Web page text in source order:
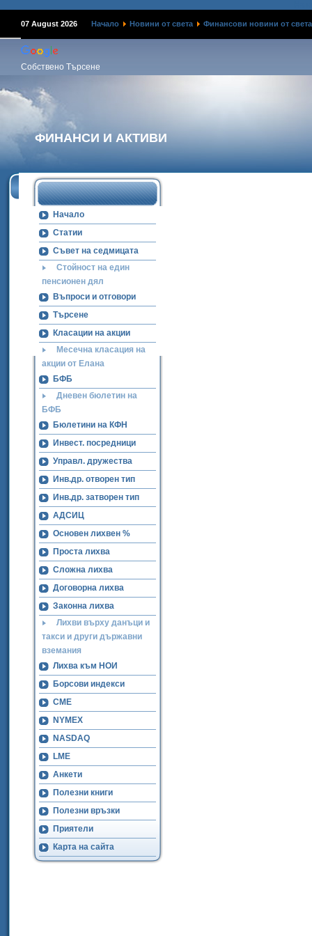
07 August 2026 Начало Новини от света Финансови новини от света
Собствено Търсене
ФИНАНСИ И АКТИВИ
Начало
Статии
Съвет на седмицата
Стойност на един
пенсионен дял
Въпроси и отговори
Търсене
Класации на акции
Месечна класация на
акции от Елана
БФБ
Дневен бюлетин на
БФБ
Бюлетини на КФН
Инвест. посредници
Управл. дружества
Инв.др. отворен тип
Инв.др. затворен тип
АДСИЦ
Основен лихвен %
Проста лихва
Сложна лихва
Договорна лихва
Законна лихва
Лихви върху данъци и
такси и други държавни
вземания
Лихва към НОИ
Борсови индекси
CME
NYMEX
NASDAQ
LME
Анкети
Полезни книги
Полезни връзки
Приятели
Карта на сайта